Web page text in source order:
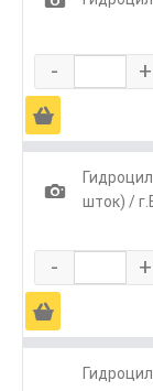
- +
Ä
1
шток) /
- +
Ä